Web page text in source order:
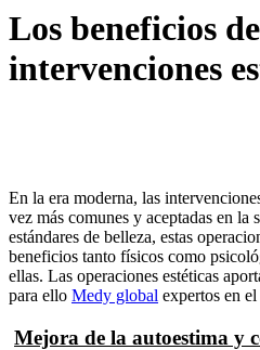
Los beneficios
intervenciones
En la era moderna, las
vez más comunes y aceptadas en la
estándares de belleza, estas
beneficios tanto físicos como
ellas. Las operaciones estéticas
para ello Medy global expertos en
Mejora de la autoestima y